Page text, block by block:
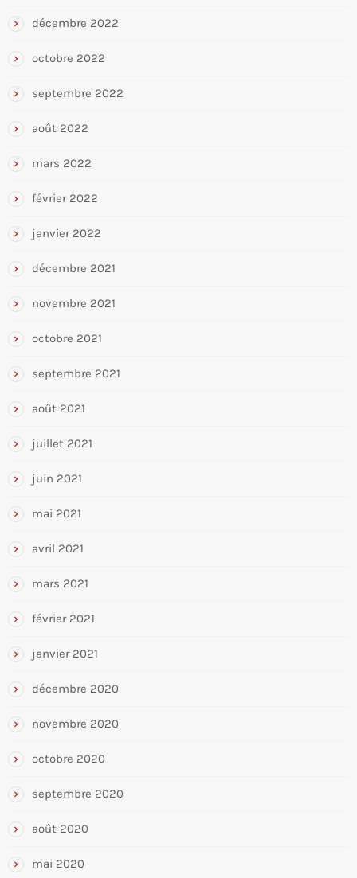
décembre 2022
octobre 2022
septembre 2022
août 2022
mars 2022
février 2022
janvier 2022
décembre 2021
novembre 2021
octobre 2021
septembre 2021
août 2021
juillet 2021
juin 2021
mai 2021
avril 2021
mars 2021
février 2021
janvier 2021
décembre 2020
novembre 2020
octobre 2020
septembre 2020
août 2020
mai 2020